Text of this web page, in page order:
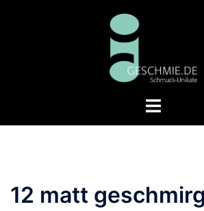
Menü
12 matt